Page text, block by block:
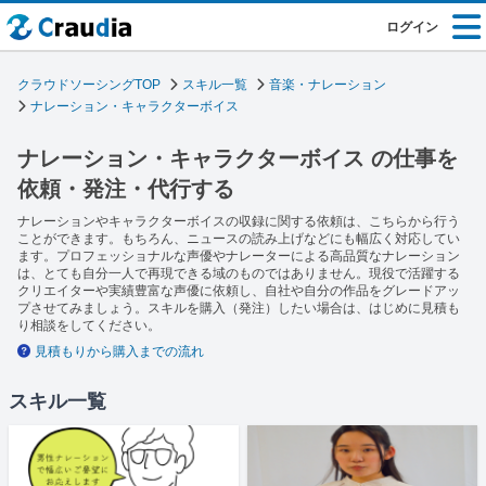
ログイン
クラウドソーシングTOP スキル一覧
音楽・ナレーション
ナレーション・キャラクターボイス
ナレーション・キャラクターボイス の仕事を
依頼・発注・代行する
ナレーションやキャラクターボイスの収録に関する依頼は、こちらから行う
ことができます。もちろん、ニュースの読み上げなどにも幅広く対応してい
ます。プロフェッショナルな声優やナレーターによる高品質なナレーション
は、とても自分一人で再現できる域のものではありません。現役で活躍する
クリエイターや実績豊富な声優に依頼し、自社や自分の作品をグレードアッ
プさせてみましょう。スキルを購入（発注）したい場合は、はじめに見積も
り相談をしてください。
見積もりから購入までの流れ
スキル一覧